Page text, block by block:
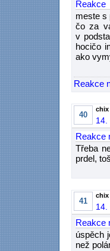
Reakce
meste s
čo za
v
hocičo
ako
Reakce
40
chix
14.
Reakce
Třeba
prdel,
41
chix
14.
Reakce
úspěch
než